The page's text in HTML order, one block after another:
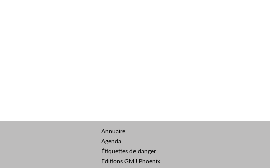
Annuaire
Agenda
Étiquettes de danger
Editions GMJ Phoenix